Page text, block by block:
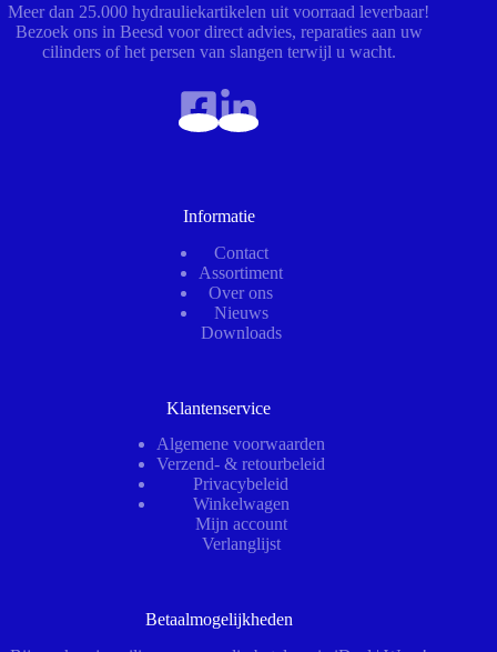
Meer dan 25.000 hydrauliekartikelen uit voorraad leverbaar!
Bezoek ons in Beesd voor direct advies, reparaties aan uw
cilinders of het persen van slangen terwijl u wacht.
Informatie
Contact
Assortiment
Over ons
Nieuws
Downloads
Klantenservice
Algemene voorwaarden
Verzend- & retourbeleid
Privacybeleid
Winkelwagen
Mijn account
Verlanglijst
Betaalmogelijkheden